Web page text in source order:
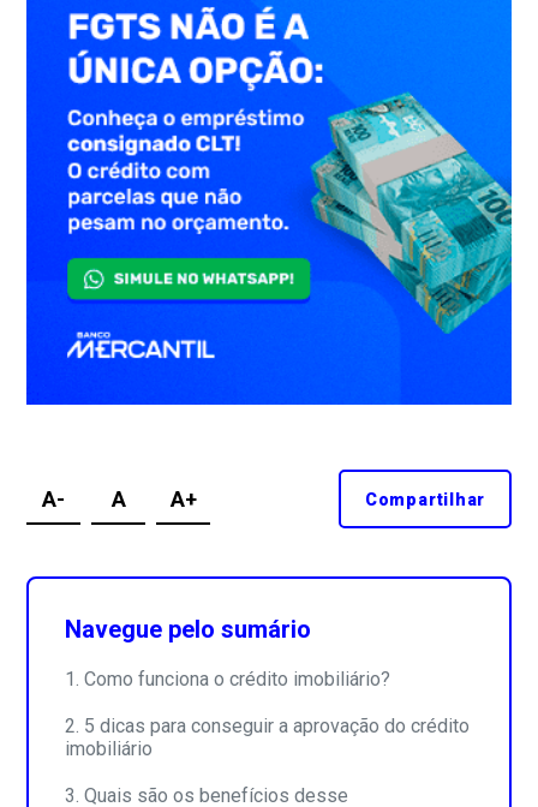
A- A A+ Compartilhar
Navegue pelo sumário
Como funciona o crédito imobiliário?
5 dicas para conseguir a aprovação do crédito
imobiliário
Quais são os benefícios desse